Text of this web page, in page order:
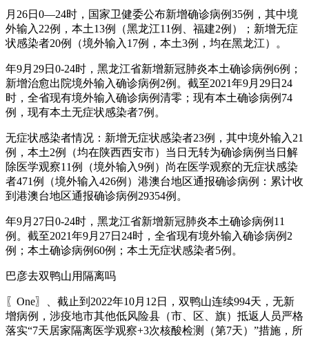
月26日0—24时，国家卫健委公布新增确诊病例35例，其中境
外输入22例，本土13例（黑龙江11例、福建2例）；新增无症
状感染者20例（境外输入17例，本土3例，均在黑龙江）。
年9月29日0-24时，黑龙江省新增新冠肺炎本土确诊病例6例；
新增治愈出院境外输入确诊病例2例。截至2021年9月29日24
时，全省现有境外输入确诊病例清零；现有本土确诊病例74
例，现有本土无症状感染者7例。
无症状感染者情况：新增无症状感染者23例，其中境外输入21
例，本土2例（均在陕西西安市）当日无转为确诊病例当日解
除医学观察11例（境外输入9例）尚在医学观察的无症状感染
者471例（境外输入426例）港澳台地区通报确诊病例：累计收
到港澳台地区通报确诊病例29354例。
年9月27日0-24时，黑龙江省新增新冠肺炎本土确诊病例11
例。截至2021年9月27日24时，全省现有境外输入确诊病例2
例；本土确诊病例60例；本土无症状感染者5例。
巴彦去双鸭山用隔离吗
〖One〗、截止到2022年10月12日，双鸭山连续994天，无新
增病例，涉疫地市其他低风险县（市、区、旗）抵返人员严格
落实“7天居家隔离医学观察+3次核酸检测（第7天）”措施，所